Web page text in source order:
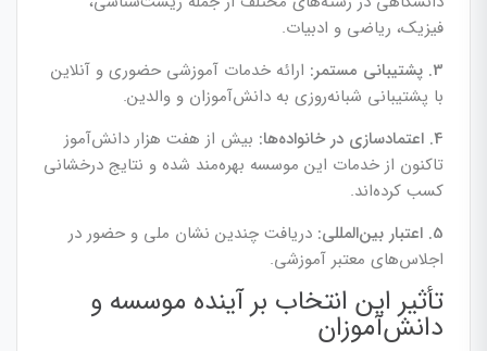
فیزیک، ریاضی و ادبیات.
3. پشتیبانی مستمر:
ارائه خدمات آموزشی حضوری و آنلاین
با پشتیبانی شبانه‌روزی به دانش‌آموزان و والدین.
4. اعتمادسازی در خانواده‌ها:
بیش از هفت هزار دانش‌آموز
تاکنون از خدمات این موسسه بهره‌مند شده و نتایج درخشانی
کسب کرده‌اند.
5. اعتبار بین‌المللی:
دریافت چندین نشان ملی و حضور در
اجلاس‌های معتبر آموزشی.
تأثیر این انتخاب بر آینده موسسه و
دانش‌آموزان